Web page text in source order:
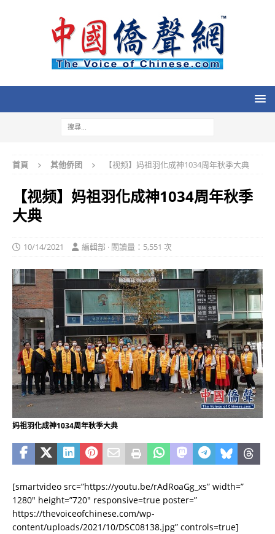
首頁 其他侨团 【视频】妈祖羽化成神1034周年秋季大典
【视频】妈祖羽化成神1034周年秋季
大典
10/14/2021 編輯部 · 閱讀量：5,551 次
妈祖羽化成神1034周年秋季大典
[smartvideo src=”https://youtu.be/rAdRoaGg_xs” width=”
1280″ height=”720″ responsive=true poster=”
https://thevoiceofchinese.com/wp-
content/uploads/2021/10/DSC08138.jpg” controls=true]